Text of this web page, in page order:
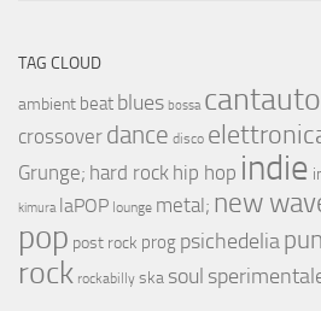
TAG CLOUD
ambient beat blues bossa
crossover dance disco
Grunge; hard rock hip hop indie
kimura laPOP lounge metal; new
pop post rock prog psichedelia
rock rockabilly ska soul